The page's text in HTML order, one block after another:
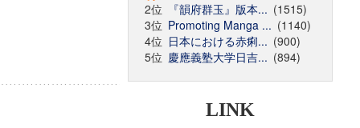
2位
『韻府群玉』版本... (1515)
3位 Promoting Manga ... (1140)
4位 日本における赤痢... (900)
5位 慶應義塾大学日吉... (894)
LINK